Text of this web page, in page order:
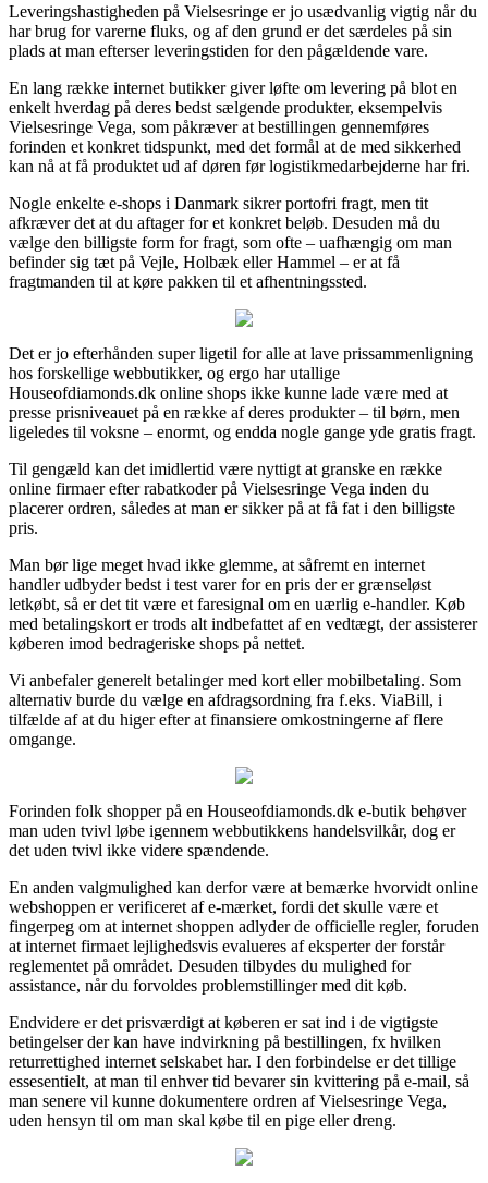
Leveringshastigheden på Vielsesringe er jo usædvanlig vigtig når du
har brug for varerne fluks, og af den grund er det særdeles på sin
plads at man efterser leveringstiden for den pågældende vare.
En lang række internet butikker giver løfte om levering på blot en
enkelt hverdag på deres bedst sælgende produkter, eksempelvis
Vielsesringe Vega, som påkræver at bestillingen gennemføres
forinden et konkret tidspunkt, med det formål at de med sikkerhed
kan nå at få produktet ud af døren før logistikmedarbejderne har fri.
Nogle enkelte e-shops i Danmark sikrer portofri fragt, men tit
afkræver det at du aftager for et konkret beløb. Desuden må du
vælge den billigste form for fragt, som ofte – uafhængig om man
befinder sig tæt på Vejle, Holbæk eller Hammel – er at få
fragtmanden til at køre pakken til et afhentningssted.
Det er jo efterhånden super ligetil for alle at lave prissammenligning
hos forskellige webbutikker, og ergo har utallige
Houseofdiamonds.dk online shops ikke kunne lade være med at
presse prisniveauet på en række af deres produkter – til børn, men
ligeledes til voksne – enormt, og endda nogle gange yde gratis fragt.
Til gengæld kan det imidlertid være nyttigt at granske en række
online firmaer efter rabatkoder på Vielsesringe Vega inden du
placerer ordren, således at man er sikker på at få fat i den billigste
pris.
Man bør lige meget hvad ikke glemme, at såfremt en internet
handler udbyder bedst i test varer for en pris der er grænseløst
letkøbt, så er det tit være et faresignal om en uærlig e-handler. Køb
med betalingskort er trods alt indbefattet af en vedtægt, der assisterer
køberen imod bedrageriske shops på nettet.
Vi anbefaler generelt betalinger med kort eller mobilbetaling. Som
alternativ burde du vælge en afdragsordning fra f.eks. ViaBill, i
tilfælde af at du higer efter at finansiere omkostningerne af flere
omgange.
Forinden folk shopper på en Houseofdiamonds.dk e-butik behøver
man uden tvivl løbe igennem webbutikkens handelsvilkår, dog er
det uden tvivl ikke videre spændende.
En anden valgmulighed kan derfor være at bemærke hvorvidt online
webshoppen er verificeret af e-mærket, fordi det skulle være et
fingerpeg om at internet shoppen adlyder de officielle regler, foruden
at internet firmaet lejlighedsvis evalueres af eksperter der forstår
reglementet på området. Desuden tilbydes du mulighed for
assistance, når du forvoldes problemstillinger med dit køb.
Endvidere er det prisværdigt at køberen er sat ind i de vigtigste
betingelser der kan have indvirkning på bestillingen, fx hvilken
returrettighed internet selskabet har. I den forbindelse er det tillige
essesentielt, at man til enhver tid bevarer sin kvittering på e-mail, så
man senere vil kunne dokumentere ordren af Vielsesringe Vega,
uden hensyn til om man skal købe til en pige eller dreng.